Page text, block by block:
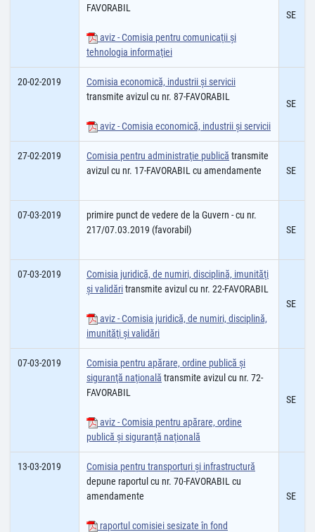
FAVORABIL
aviz - Comisia pentru comunicaţii şi
tehnologia informaţiei
SE
20-02-2019
Comisia economică, industrii şi servicii
transmite avizul cu nr. 87-FAVORABIL
aviz - Comisia economică, industrii şi servicii
SE
27-02-2019 Comisia pentru administraţie publică transmite
avizul cu nr. 17-FAVORABIL cu amendamente
SE
07-03-2019
primire punct de vedere de la Guvern - cu nr.
217/07.03.2019 (favorabil)
SE
07-03-2019
Comisia juridică, de numiri, disciplină, imunităţi
şi validăritransmite avizul cu nr. 22-FAVORABIL
aviz - Comisia juridică, de numiri, disciplină,
imunităţi şi validări
SE
07-03-2019
Comisia pentru apărare, ordine publică şi
siguranţă naţională transmite avizul cu nr. 72-
FAVORABIL
aviz - Comisia pentru apărare, ordine
publică şi siguranţă naţională
SE
13-03-2019
Comisia pentru transporturi şi infrastructură
depune raportul cu nr. 70-FAVORABIL cu
amendamente
raportul comisiei sesizate în fond
SE